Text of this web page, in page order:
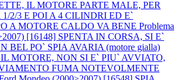
IL MOTORE PARTE MALE, PER
2/3 E POI A 4 CILINDRI ED E`
A MOTORE CALDO VA BENE Problema
[16148] SPENTA IN CORSA, SI E`
BEL PO` SPIA AVARIA (motore gialla)
MOTORE, NON SI E` PIU` AVVIATO,
FUMA NOTEVOLMENTE